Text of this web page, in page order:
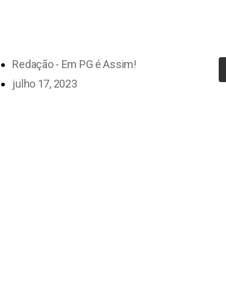
Redação - Em PG é Assim!
julho 17, 2023